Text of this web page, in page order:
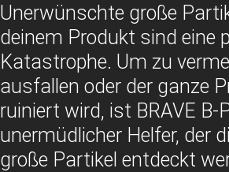
Unerwünschte große
deinem Produkt sind eine
Katastrophe. Um zu
ausfallen oder der ganze
ruiniert wird, ist BRAVE B-
unermüdlicher Helfer, der
große Partikel entdeckt